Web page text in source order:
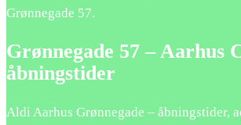
Grønnegade 57.
Grønnegade 57 – Aarhus
åbningstider
Aldi Aarhus Grønnegade – åbningstider,